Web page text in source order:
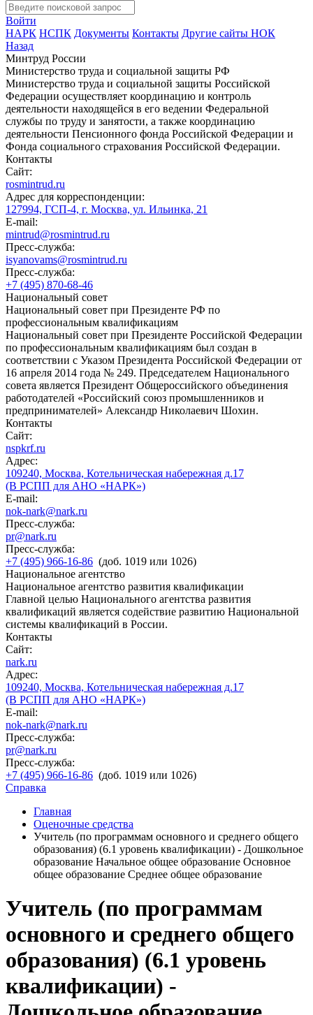
Войти
НАРК НСПК Документы Контакты Другие сайты НОК
Назад
Минтруд России
Министерство труда и социальной защиты РФ
Министерство труда и социальной защиты Российской
Федерации осуществляет координацию и контроль
деятельности находящейся в его ведении Федеральной
службы по труду и занятости, а также координацию
деятельности Пенсионного фонда Российской Федерации и
Фонда социального страхования Российской Федерации.
Контакты
Сайт:
rosmintrud.ru
Адрес для корреспонденции:
127994, ГСП-4, г. Москва, ул. Ильинка, 21
E-mail:
mintrud@rosmintrud.ru
Пресс-служба:
isyanovams@rosmintrud.ru
Пресс-служба:
+7 (495) 870-68-46
Национальный совет
Национальный совет при Президенте РФ по
профессиональным квалификациям
Национальный совет при Президенте Российской Федерации
по профессиональным квалификациям был создан в
соответствии с Указом Президента Российской Федерации от
16 апреля 2014 года № 249. Председателем Национального
совета является Президент Общероссийского объединения
работодателей «Российский союз промышленников и
предпринимателей» Александр Николаевич Шохин.
Контакты
Сайт:
nspkrf.ru
Адрес:
109240, Москва, Котельническая набережная д.17
(В РСПП для АНО «НАРК»)
E-mail:
nok-nark@nark.ru
Пресс-служба:
pr@nark.ru
Пресс-служба:
+7 (495) 966-16-86 (доб. 1019 или 1026)
Национальное агентство
Национальное агентство развития квалификации
Главной целью Национального агентства развития
квалификаций является содействие развитию Национальной
системы квалификаций в России.
Контакты
Сайт:
nark.ru
Адрес:
109240, Москва, Котельническая набережная д.17
(В РСПП для АНО «НАРК»)
E-mail:
nok-nark@nark.ru
Пресс-служба:
pr@nark.ru
Пресс-служба:
+7 (495) 966-16-86 (доб. 1019 или 1026)
Справка
Главная
Оценочные средства
Учитель (по программам основного и среднего общего
образования) (6.1 уровень квалификации) - Дошкольное
образование Начальное общее образование Основное
общее образование Среднее общее образование
Учитель (по программам
основного и среднего общего
образования) (6.1 уровень
квалификации) -